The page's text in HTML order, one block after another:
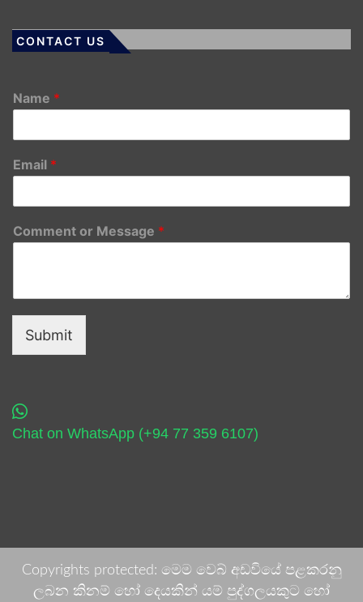
CONTACT US
Name *
Email *
Comment or Message *
Submit
Chat on WhatsApp (+94 77 359 6107)
Copyrights protected: මෙම වෙබ් අඩවියේ පළකරනු
ලබන කිනම් හෝ දෙයකින් යම් පුද්ගලයකුට හෝ